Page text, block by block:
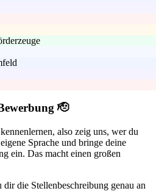
🫡
also zeig uns, wer du
Sprache und bringe deine
ein. Das macht einen großen
dir die Stellenbeschreibung genau an